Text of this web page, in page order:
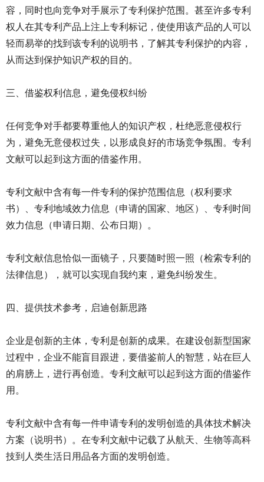
容，同时也向竞争对手展示了专利保护范围。甚至许多专利
权人在其专利产品上注上专利标记，使使用该产品的人可以
轻而易举的找到该专利的说明书，了解其专利保护的内容，
从而达到保护知识产权的目的。
三、借鉴权利信息，避免侵权纠纷
任何竞争对手都要尊重他人的知识产权，杜绝恶意侵权行
为，避免无意侵权过失，以形成良好的市场竞争氛围。专利
文献可以起到这方面的借鉴作用。
专利文献中含有每一件专利的保护范围信息（权利要求
书）、专利地域效力信息（申请的国家、地区）、专利时间
效力信息（申请日期、公布日期）。
专利文献信息恰似一面镜子，只要随时照一照（检索专利的
法律信息），就可以实现自我约束，避免纠纷发生。
四、提供技术参考，启迪创新思路
企业是创新的主体，专利是创新的成果。在建设创新型国家
过程中，企业不能盲目跟进，要借鉴前人的智慧，站在巨人
的肩膀上，进行再创造。专利文献可以起到这方面的借鉴作
用。
专利文献中含有每一件申请专利的发明创造的具体技术解决
方案（说明书）。在专利文献中记载了从航天、生物等高科
技到人类生活日用品各方面的发明创造。